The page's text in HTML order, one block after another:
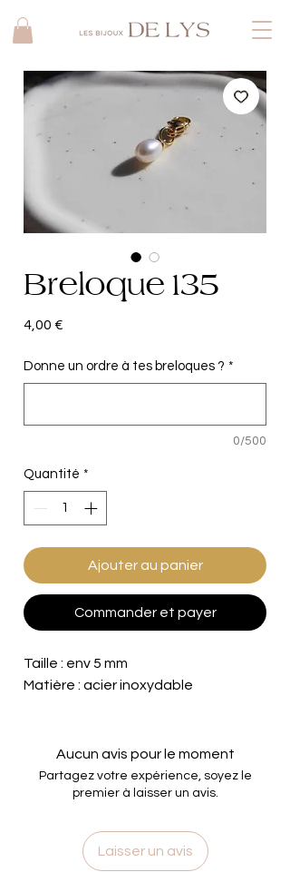
Breloque 135
4,00 €
Donne un ordre à tes breloques ? *
0/500
Quantité *
Ajouter au panier
Commander et payer
Taille : env 5 mm
Matière : acier inoxydable
Aucun avis pour le moment
Partagez votre expérience, soyez le
premier à laisser un avis.
Laisser un avis